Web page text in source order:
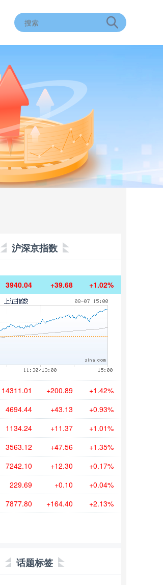
沪深京指数
3940.04 +39.68 +1.02%
14311.01 +200.89 +1.42%
4694.44 +43.13 +0.93%
1134.24 +11.37 +1.01%
3563.12 +47.56 +1.35%
7242.10 +12.30 +0.17%
229.69 +0.10 +0.04%
7877.80 +164.40 +2.13%
话题标签